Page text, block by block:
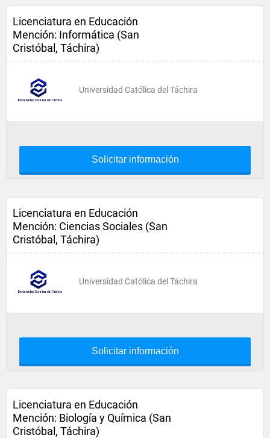
Licenciatura en Educación
Mención: Informática (San
Cristóbal, Táchira)
Universidad Católica del Táchira
Solicitar información
Licenciatura en Educación
Mención: Ciencias Sociales (San
Cristóbal, Táchira)
Universidad Católica del Táchira
Solicitar información
Licenciatura en Educación
Mención: Biología y Química (San
Cristóbal, Táchira)